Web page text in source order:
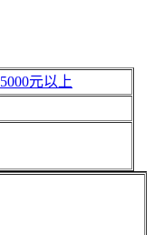
5000元以上